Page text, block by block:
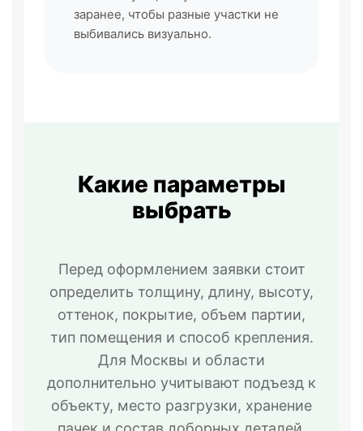
заранее, чтобы разные участки не
выбивались визуально.
Какие параметры
выбрать
Перед оформлением заявки стоит
определить толщину, длину, высоту,
оттенок, покрытие, объем партии,
тип помещения и способ крепления.
Для Москвы и области
дополнительно учитывают подъезд к
объекту, место разгрузки, хранение